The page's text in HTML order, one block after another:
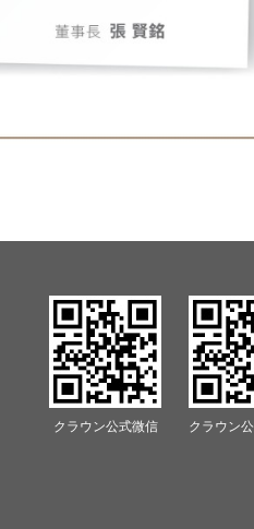
クラウン
クラウン公式微信